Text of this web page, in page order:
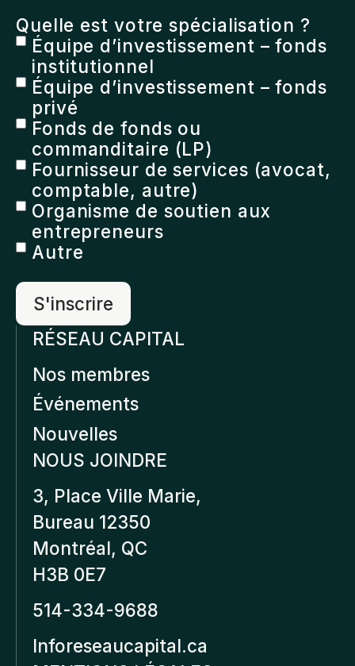
Quelle est votre spécialisation ?
Équipe d’investissement – fonds
institutionnel
Équipe d’investissement – fonds
privé
Fonds de fonds ou
commanditaire (LP)
Fournisseur de services (avocat,
comptable, autre)
Organisme de soutien aux
entrepreneurs
Autre
RÉSEAU CAPITAL
Nos membres
Événements
Nouvelles
NOUS JOINDRE
3, Place Ville Marie,
Bureau 12350
Montréal, QC
H3B 0E7
514-334-9688
Inforeseaucapital.ca